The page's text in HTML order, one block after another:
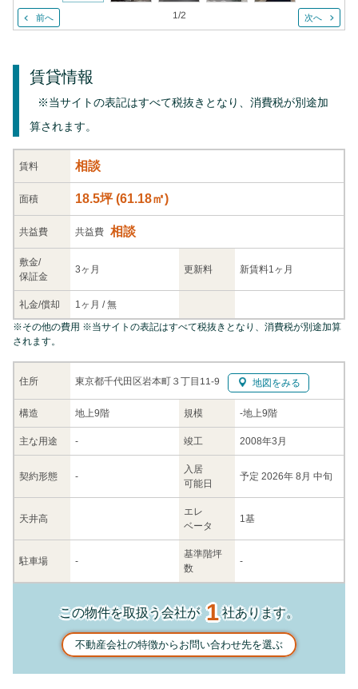
前へ 1/2 次へ
賃貸情報
※当サイトの表記はすべて税抜きとなり、消費税が別途加
算されます。
賃料 相談
面積 18.5坪(61.18㎡)
共益費 共益費 相談
敷金/
保証金
3ヶ月 更新料 新賃料1ヶ月
礼金/償却 1ヶ月 /無
住所 東京都千代田区岩本町３丁目11-9 地図をみる
構造 地上9階 規模 -地上9階
主な用途 - 竣工 2008年3月
契約形態 -
入居
可能日
予定 2026年 8月 中旬
天井高
エレ
ベータ
1基
駐車場 -
基準階坪
数
-
※その他の費用 ※当サイトの表記はすべて税抜きとなり、消費税が別途加算
されます。
この物件を取扱う会社が1社あります。
不動産会社の特徴からお問い合わせ先を選ぶ